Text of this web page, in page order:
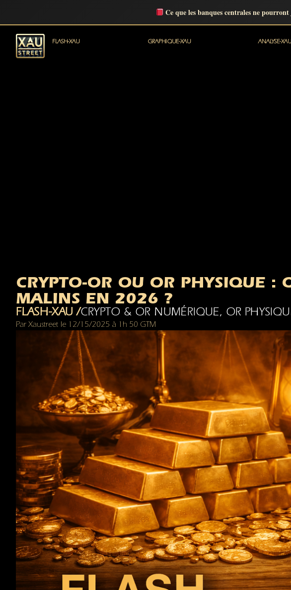
Ce que les banques centrales ne
FLASH-XAU GRAPHIQUE-XAU ANALYSE-
CRYPTO-OR OU OR PHYSIQUE :
MALINS EN 2026 ?
FLASH-XAU /CRYPTO & OR NUMÉRIQUE, OR
Par Xaustreet le 12/15/2025 à 1h 50 GTM